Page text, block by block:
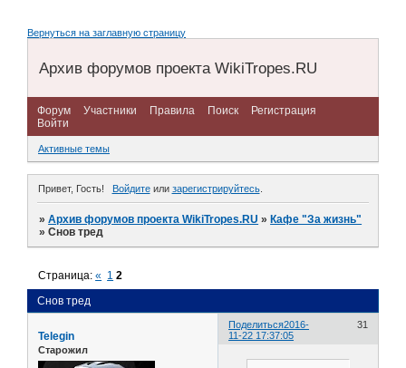
Вернуться на заглавную страницу
Архив форумов проекта WikiTropes.RU
Форум Участники Правила Поиск
Регистрация
Войти
Активные темы
Привет, Гость! Войдитеили зарегистрируйтесь.
»Архив форумов проекта WikiTropes.RU »Кафе "За жизнь"
»Снов тред
Снов тред
Страница:« 1 2
Поделиться 31
2016-
11-22 17:37:05
Telegin
Старожил